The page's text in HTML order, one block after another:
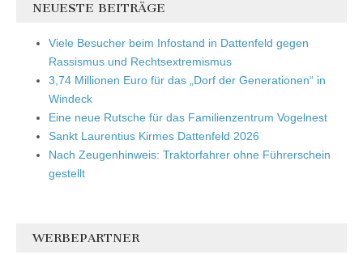
NEUESTE BEITRÄGE
Viele Besucher beim Infostand in Dattenfeld gegen
Rassismus und Rechtsextremismus
3,74 Millionen Euro für das „Dorf der Generationen“ in
Windeck
Eine neue Rutsche für das Familienzentrum Vogelnest
Sankt Laurentius Kirmes Dattenfeld 2026
Nach Zeugenhinweis: Traktorfahrer ohne Führerschein
gestellt
WERBEPARTNER